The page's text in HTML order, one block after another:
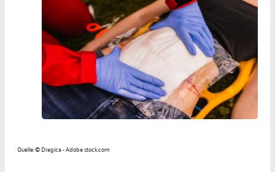
Quelle: © Dragica - Adobe stock.com